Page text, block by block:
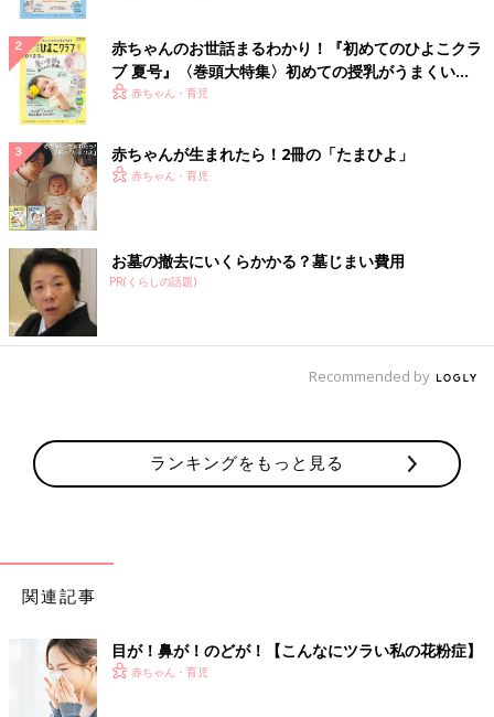
赤ちゃんのお世話まるわかり！『初めてのひよこクラ
ブ 夏号』〈巻頭大特集〉初めての授乳がうまくい
く！ おっぱい・ミルクの基本と夏のトラブル 解決テ
赤ちゃん・育児
赤ちゃんが生まれたら！2冊の「たまひよ」
赤ちゃん・育児
お墓の撤去にいくらかかる？墓じまい費用
PR(くらしの話題)
Recommended by
ランキングをもっと見る
関連記事
目が！鼻が！のどが！【こんなにツラい私の花粉症】
赤ちゃん・育児